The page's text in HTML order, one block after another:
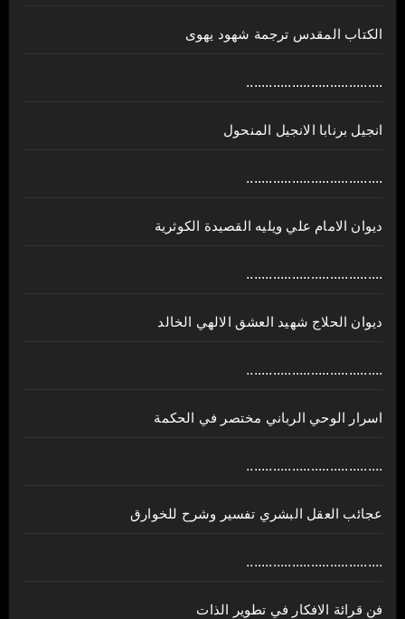
الكتاب المقدس ترجمة شهود يهوى
....................................
انجيل برنابا الانجيل المنحول
....................................
ديوان الامام علي ويليه القصيدة الكوثرية
....................................
ديوان الحلاج شهيد العشق الالهي الخالد
....................................
اسرار الوحي الرباني مختصر في الحكمة
....................................
عجائب العقل البشري تفسير وشرح للخوارق
....................................
فن قرائة الافكار في تطوير الذات